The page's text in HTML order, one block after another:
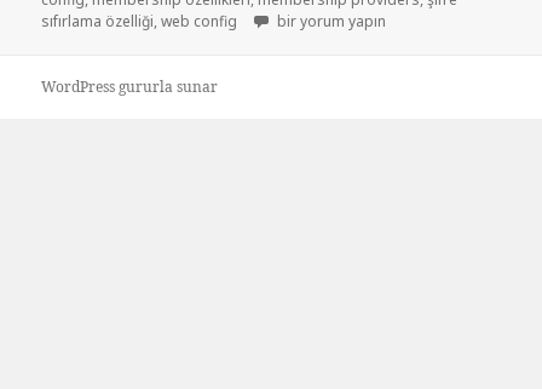
sıfırlama özelliği,web config Asp.net Membership özellikleri için
bir yorum yapın
WordPress gururla sunar